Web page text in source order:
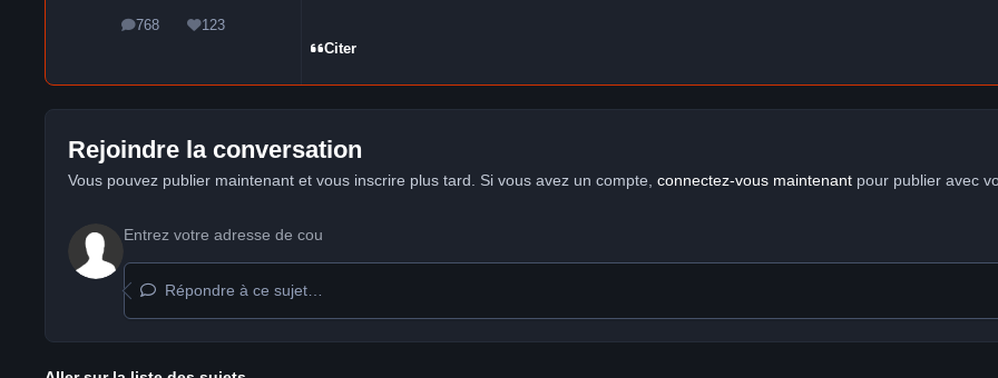
768
messages123
Réputation
Citer
Rejoindre la conversation
Vous pouvez publier maintenant et vous inscrire plus tard. Si vous avez un compte, connectez-vous maintenantpour publier avec
Répondre à ce sujet…